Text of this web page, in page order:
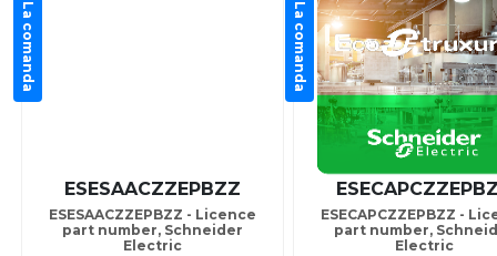
La comanda
ESESAACZZEPBZZ
ESESAACZZEPBZZ - Licence
part number, Schneider
Electric
La comanda
ESECAPCZZEPBZZ -
part number,
Electric